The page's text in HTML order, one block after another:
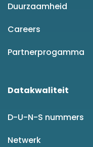
Duurzaamheid
Careers
Partnerprogamma
Datakwaliteit
D-U-N-S nummers
Netwerk